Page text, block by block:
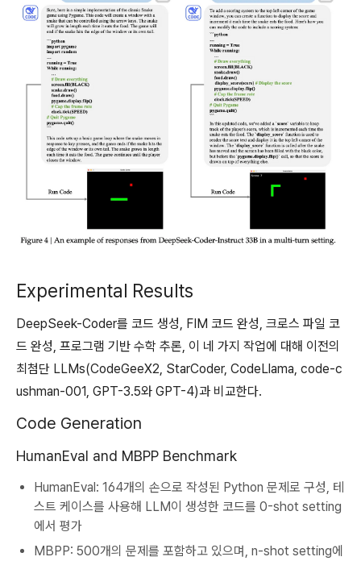
Experimental Results
DeepSeek-Coder를 코드 생성, FIM 코드 완성, 크로스 파일 코
드 완성, 프로그램 기반 수학 추론, 이 네 가지 작업에 대해 이전의
최첨단 LLMs(CodeGeeX2, StarCoder, CodeLlama, code-c
ushman-001, GPT-3.5와 GPT-4)과 비교한다.
Code Generation
HumanEval and MBPP Benchmark
HumanEval: 164개의 손으로 작성된 Python 문제로 구성, 테
스트 케이스를 사용해 LLM이 생성한 코드를 0-shot setting
에서 평가
MBPP: 500개의 문제를 포함하고 있으며, n-shot setting에